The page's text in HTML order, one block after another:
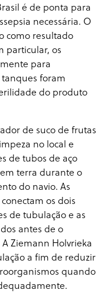
é de ponta para
necessária. O
como resultado
particular, os
para
foram
do produto
de suco de frutas
no local e
de tubos de aço
terra durante o
do navio. As
os dois
de tubulação e as
antes de o
Ziemann Holvrieka
a fim de reduzir
quando